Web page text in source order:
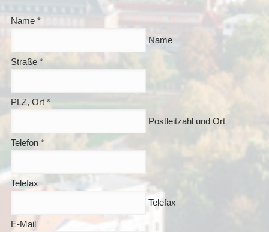
Name *
Name
Straße *
PLZ, Ort*
Postleitzahl und Ort
Telefon *
Telefax
Telefax
E-Mail